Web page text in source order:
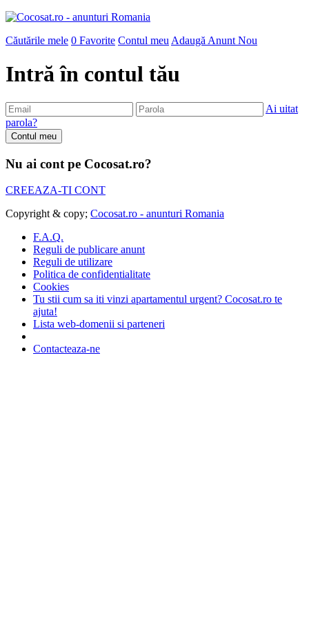
Căutările mele 0 Favorite Contul meu Adaugă Anunt Nou
Intră în contul tău
Ai uitat
parola?
Nu ai cont pe Cocosat.ro?
CREEAZA-TI CONT
Copyright & copy; Cocosat.ro - anunturi Romania
F.A.Q.
Reguli de publicare anunt
Reguli de utilizare
Politica de confidentialitate
Cookies
Tu stii cum sa iti vinzi apartamentul urgent? Cocosat.ro te
ajuta!
Lista web-domenii si parteneri
Contacteaza-ne